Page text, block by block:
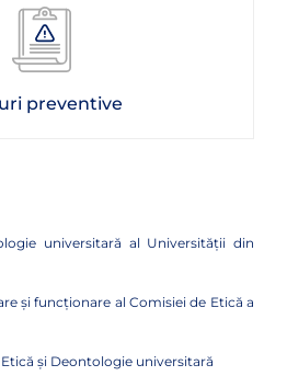
preventive
universitară al Universităţii din
și funcționare al Comisiei de Etică a
și Deontologie universitară